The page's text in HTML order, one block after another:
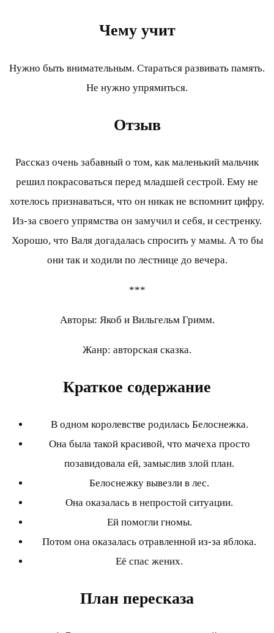
Чему учит
Нужно быть внимательным. Стараться развивать память.
Не нужно упрямиться.
Отзыв
Рассказ очень забавный о том, как маленький мальчик
решил покрасоваться перед младшей сестрой. Ему не
хотелось признаваться, что он никак не вспомнит цифру.
Из-за своего упрямства он замучил и себя, и сестренку.
Хорошо, что Валя догадалась спросить у мамы. А то бы
они так и ходили по лестнице до вечера.
***
Авторы: Якоб и Вильгельм Гримм.
Жанр: авторская сказка.
Краткое содержание
В одном королевстве родилась Белоснежка.
Она была такой красивой, что мачеха просто
позавидовала ей, замыслив злой план.
Белоснежку вывезли в лес.
Она оказалась в непростой ситуации.
Ей помогли гномы.
Потом она оказалась отравленной из-за яблока.
Её спас жених.
План пересказа